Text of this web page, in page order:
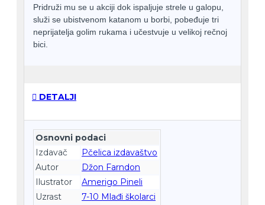
Pridruži mu se u akciji dok ispaljuje strele u galopu,
služi se ubistvenom katanom u borbi, pobeđuje tri
neprijatelja golim rukama i učestvuje u velikoj rečnoj
bici.
DETALJI
Osnovni podaci
Izdavač
Pčelica izdavaštvo
Autor
Džon Farndon
Ilustrator
Amerigo Pineli
Uzrast
7-10 Mlađi školarci